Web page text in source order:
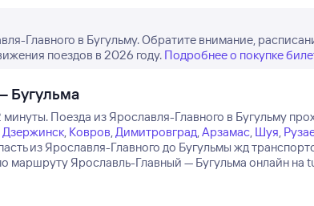
Главного в Бугульму. Обратите внимание,
поездов в 2026 году. Подробнее о покупке
Бугульма
минуты. Поезда из Ярославля-Главного в Бугульму
Дзержинск, Ковров,Димитровград,Арзамас, Шуя,
из Ярославля-Главного до Бугульмы жд
маршруту Ярославль-Главный — Бугульма онлайн на